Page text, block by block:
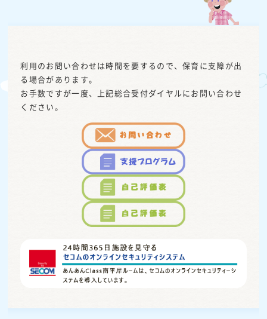
利用のお問い合わせは時間を要するので、保育に支障が出
る場合があります。
お手数ですが一度、上記総合受付ダイヤルにお問い合わせ
ください。